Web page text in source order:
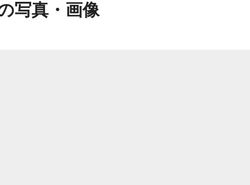
写真・画像